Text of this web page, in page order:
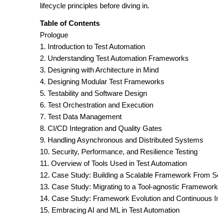
lifecycle principles before diving in.
Table of Contents
Prologue
1. Introduction to Test Automation
2. Understanding Test Automation Frameworks
3. Designing with Architecture in Mind
4. Designing Modular Test Frameworks
5. Testability and Software Design
6. Test Orchestration and Execution
7. Test Data Management
8. CI/CD Integration and Quality Gates
9. Handling Asynchronous and Distributed Systems
10. Security, Performance, and Resilience Testing
11. Overview of Tools Used in Test Automation
12. Case Study: Building a Scalable Framework From
13. Case Study: Migrating to a Tool-agnostic Framework
14. Case Study: Framework Evolution and Continuous
15. Embracing AI and ML in Test Automation